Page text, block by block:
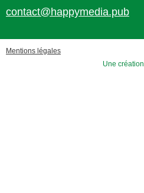
contact@happymedia.pub
Mentions légales
Une création